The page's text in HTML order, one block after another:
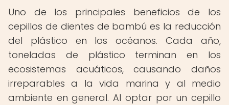
Uno de los principales beneficios de los
cepillos de dientes de bambú es la reducción
del plástico en los océanos. Cada año,
toneladas de plástico terminan en los
ecosistemas acuáticos, causando daños
irreparables a la vida marina y al medio
ambiente en general. Al optar por un cepillo